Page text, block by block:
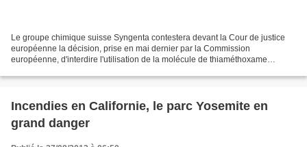
Le groupe chimique suisse Syngenta contestera devant la Cour de justice
européenne la décision, prise en mai dernier par la Commission
européenne, d'interdire l'utilisation de la molécule de thiaméthoxame
Incendies en Californie, le parc Yosemite en
grand danger